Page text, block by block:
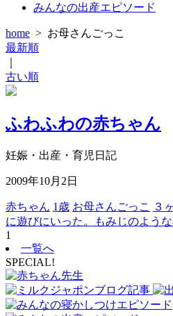
みんなの出産エピソード
home > お母さんごっこ
最新順
古い順
ふわふわの赤ちゃん
妊娠・出産・育児日記
2009年10月2日
赤ちゃん 1歳 お母さんごっこ
３
に遊びにいった。もみじのよう
1
一覧へ
SPECIAL!